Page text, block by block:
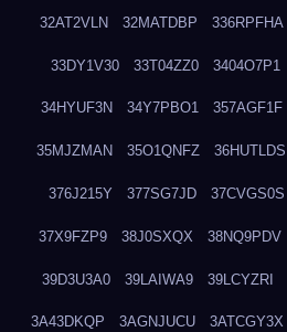
32AT2VLN 32MATDBP 336RPFHA
33DY1V30 33T04ZZ0 3404O7P1
34HYUF3N 34Y7PBO1 357AGF1F
35MJZMAN 35O1QNFZ 36HUTLDS
376J215Y 377SG7JD 37CVGS0S
37X9FZP9 38J0SXQX 38NQ9PDV
39D3U3A0 39LAIWA9 39LCYZRI
3A43DKQP 3AGNJUCU 3ATCGY3X